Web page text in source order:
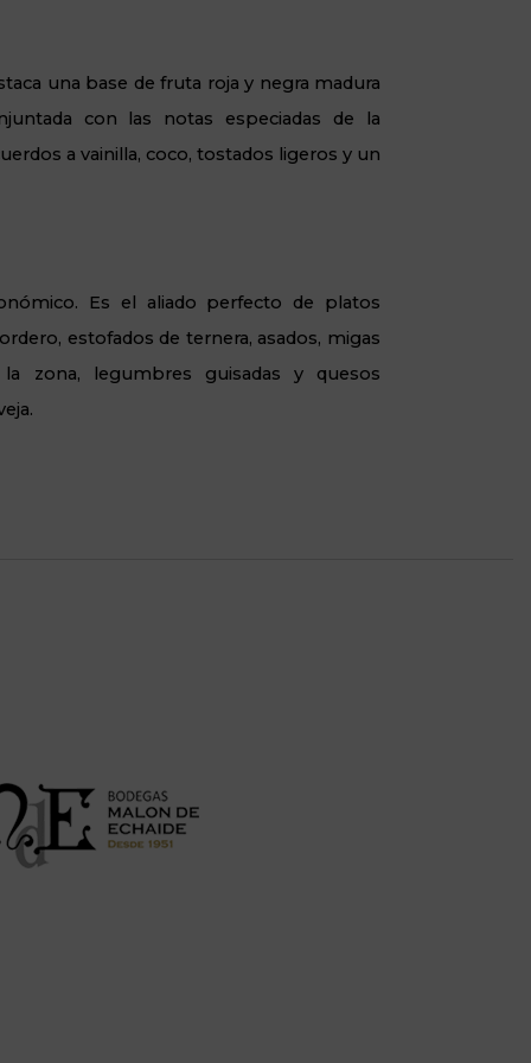
una base de fruta roja y negra madura
con las notas especiadas de la
a vainilla, coco, tostados ligeros y un
Es el aliado perfecto de platos
estofados de ternera, asados, migas
zona, legumbres guisadas y quesos